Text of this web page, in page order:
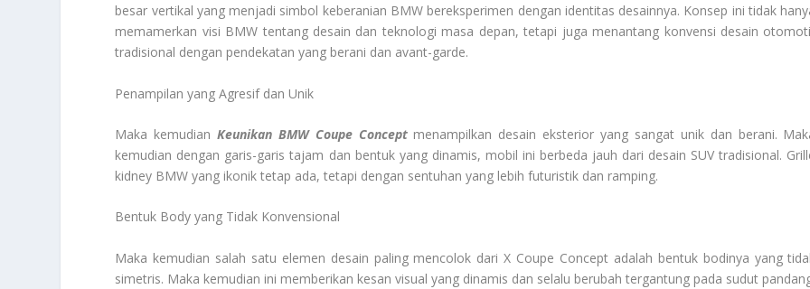
besar vertikal yang menjadi simbol keberanian BMW bereksperimen dengan identitas desainnya. Konsep ini tidak
memamerkan visi BMW tentang desain dan teknologi masa depan, tetapi juga menantang konvensi desain
tradisional dengan pendekatan yang berani dan avant-garde.
Penampilan yang Agresif dan Unik
Maka kemudian Keunikan BMW Coupe Conceptmenampilkan desain eksterior yang sangat unik dan berani.
kemudian dengan garis-garis tajam dan bentuk yang dinamis, mobil ini berbeda jauh dari desain SUV tradisional.
kidney BMW yang ikonik tetap ada, tetapi dengan sentuhan yang lebih futuristik dan ramping.
Bentuk Body yang Tidak Konvensional
Maka kemudian salah satu elemen desain paling mencolok dari X Coupe Concept adalah bentuk bodinya yang
simetris. Maka kemudian ini memberikan kesan visual yang dinamis dan selalu berubah tergantung pada sudut